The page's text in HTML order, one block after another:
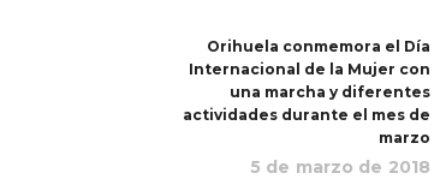
Orihuela conmemora el Día
Internacional de la Mujer con
una marcha y diferentes
actividades durante el mes de
marzo
5 de marzo de 2018